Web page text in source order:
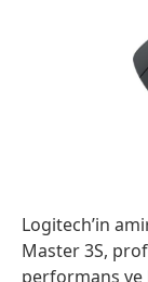
Logitech’in
Master 3S,
performans ve